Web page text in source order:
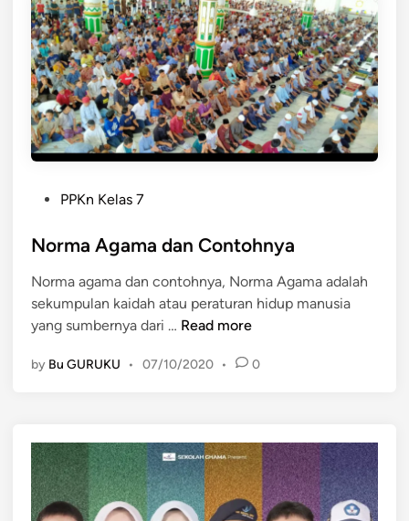
A
g
a
m
a
d
a
a
a
t
a
o
t
i
k
s
e
d
i
PPKn Kelas 7
Norma Agama dan Contohnya
Norma agama dan contohnya, Norma Agama adalah
sekumpulan kaidah atau peraturan hidup manusia
yang sumbernya dari … N
r
g
a
m
Read more
by Bu GURUKU • 07/10/2020 • 0